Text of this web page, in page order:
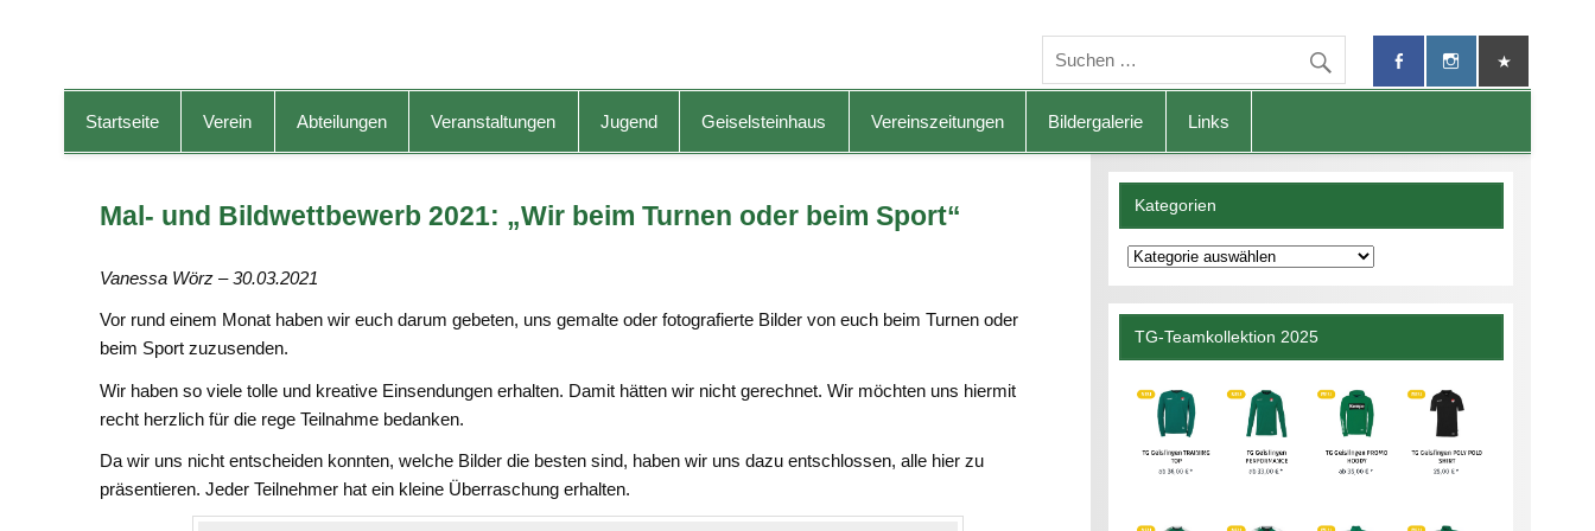
Startseite Verein Abteilungen Veranstaltungen Jugend Geiselsteinhaus Vereinszeitungen Bildergalerie Links
Mal- und Bildwettbewerb 2021: „Wir beim Turnen oder beim Sport“
Vanessa Wörz – 30.03.2021
Vor rund einem Monat haben wir euch darum gebeten, uns gemalte oder fotografierte Bilder von euch beim Turnen oder
beim Sport zuzusenden.
Wir haben so viele tolle und kreative Einsendungen erhalten. Damit hätten wir nicht gerechnet. Wir möchten uns hiermit
recht herzlich für die rege Teilnahme bedanken.
Da wir uns nicht entscheiden konnten, welche Bilder die besten sind, haben wir uns dazu entschlossen, alle hier zu
präsentieren. Jeder Teilnehmer hat ein kleine Überraschung erhalten.
Kategorien
Kategorien
TG-Teamkollektion 2025